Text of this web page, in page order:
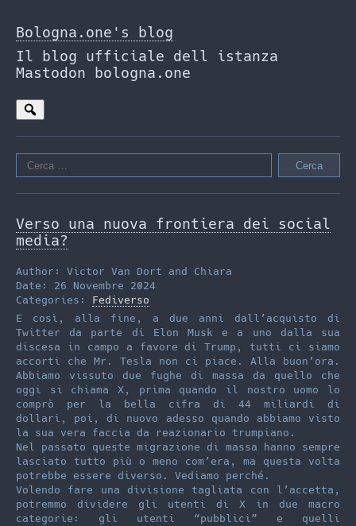
to
the
content
Bologna.one's blog
Il blog ufficiale dell istanza
Mastodon bologna.one
Ricerca
per:
Verso una nuova frontiera dei social
media?
Author: Victor Van Dort and Chiara
Date: 26 Novembre 2024
Categories: Fediverso
E così, alla fine, a due anni dall’acquisto di
Twitter da parte di Elon Musk e a uno dalla sua
discesa in campo a favore di Trump, tutti ci siamo
accorti che Mr. Tesla non ci piace. Alla buon’ora.
Abbiamo vissuto due fughe di massa da quello che
oggi si chiama X, prima quando il nostro uomo lo
comprò per la bella cifra di 44 miliardi di
dollari, poi, di nuovo adesso quando abbiamo visto
la sua vera faccia da reazionario trumpiano.
Nel passato queste migrazione di massa hanno sempre
lasciato tutto più o meno com’era, ma questa volta
potrebbe essere diverso. Vediamo perché.
Volendo fare una divisione tagliata con l’accetta,
potremmo dividere gli utenti di X in due macro
categorie: gli utenti “pubblici” e quelli